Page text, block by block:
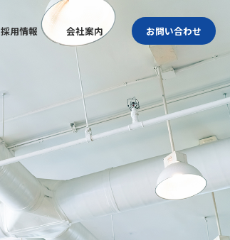
採用情報 会社案内 お問い合わせ